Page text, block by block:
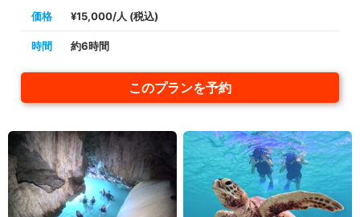
価格 ¥15,000/人 (税込)
時間 約6時間
このプランを予約